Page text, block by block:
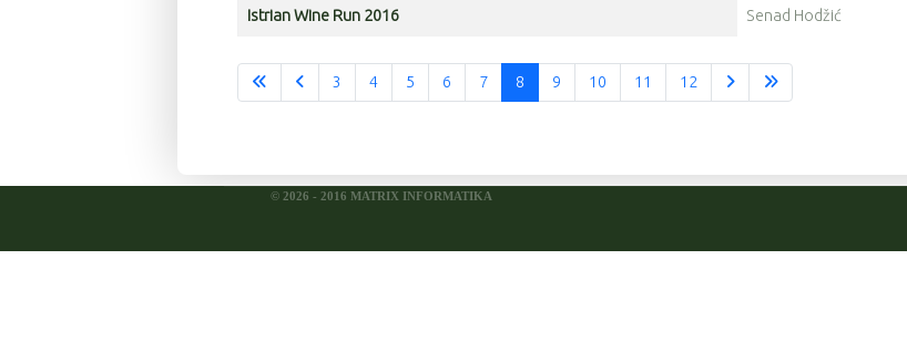
Istrian Wine Run 2016 Senad Hodžić
3 4 5 6 7 8 9 10 11 12
© 2026 - 2016 MATRIX INFORMATIKA